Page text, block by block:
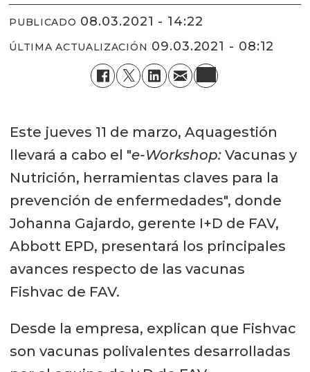
PUBLICADO 08.03.2021 - 14:22
ÚLTIMA ACTUALIZACIÓN 09.03.2021 - 08:12
Este jueves 11 de marzo, Aquagestión
llevará a cabo el "e-Workshop:Vacunas y
Nutrición, herramientas claves para la
prevención de enfermedades", donde
Johanna Gajardo, gerente I+D de FAV,
Abbott EPD, presentará los principales
avances respecto de las vacunas
Fishvac de FAV.
Desde la empresa, explican que Fishvac
son vacunas polivalentes desarrolladas